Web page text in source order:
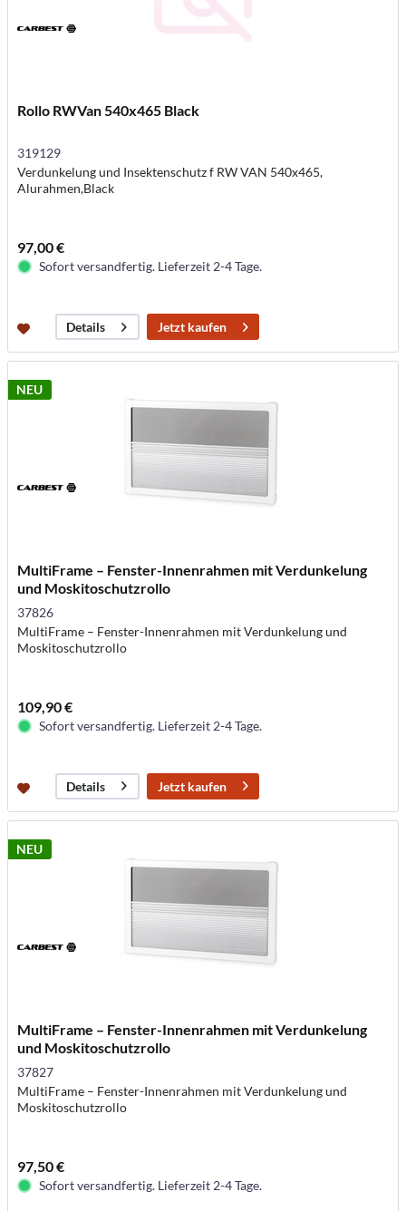
Rollo RWVan 540x465 Black
319129
Verdunkelung und Insektenschutz f RW VAN 540x465,
Alurahmen,Black
97,00 €
Sofort versandfertig. Lieferzeit 2-4 Tage.
Details Jetzt kaufen
NEU
MultiFrame – Fenster-Innenrahmen mit Verdunkelung
und Moskitoschutzrollo
37826
MultiFrame – Fenster-Innenrahmen mit Verdunkelung und
Moskitoschutzrollo
109,90 €
Sofort versandfertig. Lieferzeit 2-4 Tage.
Details Jetzt kaufen
NEU
MultiFrame – Fenster-Innenrahmen mit Verdunkelung
und Moskitoschutzrollo
37827
MultiFrame – Fenster-Innenrahmen mit Verdunkelung und
Moskitoschutzrollo
97,50 €
Sofort versandfertig. Lieferzeit 2-4 Tage.